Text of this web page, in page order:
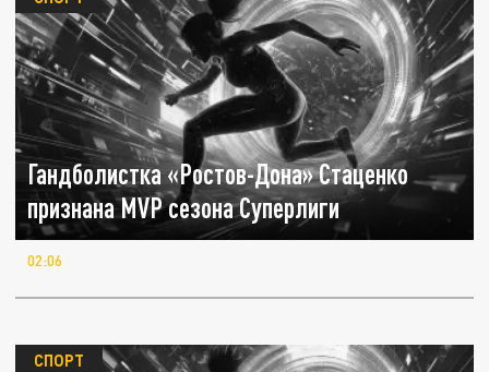
Гандболистка «Ростов-Дона» Стаценко
признана MVP сезона Суперлиги
02:06
СПОРТ